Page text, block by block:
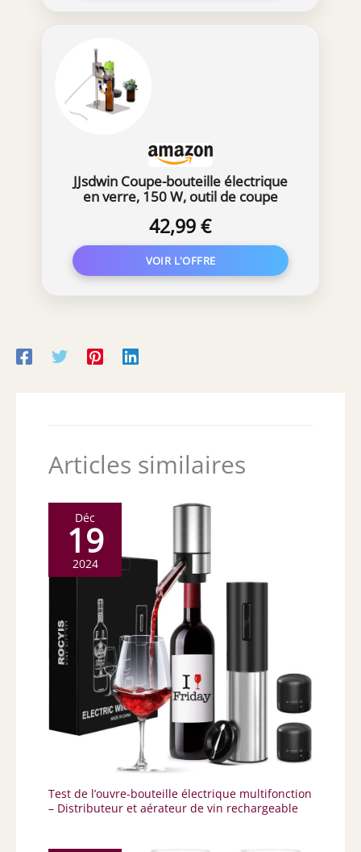
JJsdwin Coupe-bouteille électrique
en verre, 150 W, outil de coupe
verre, kit de coupe pour bouteilles
de vin, verre de mer, artisanat et
pot de fleurs
42,99 €
Articles similaires
Déc
19
2024
Test de l’ouvre-bouteille électrique multifonction
– Distributeur et aérateur de vin rechargeable